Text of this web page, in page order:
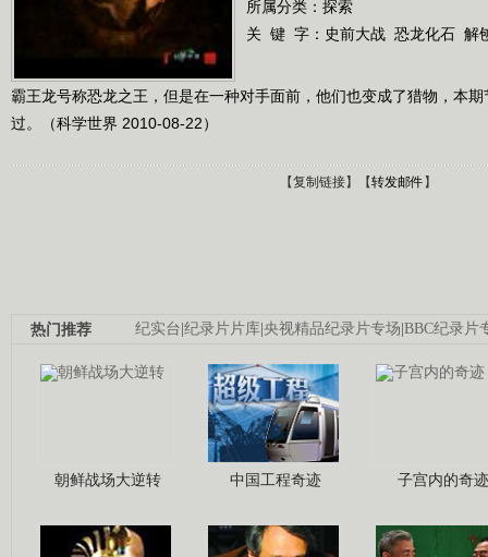
所属分类：探索
关 键 字： 史前大战 恐龙化石 解
霸王龙号称恐龙之王，但是在一种对手面前，他们也变成了猎物，本
过。（科学世界 2010-08-22）
【复制链接】【转发邮件 】
纪实台 纪录片片库 央视精品纪录片专场 BBC纪录片
热门推荐
朝鲜战场大逆转 中国工程奇迹 子宫内的奇迹